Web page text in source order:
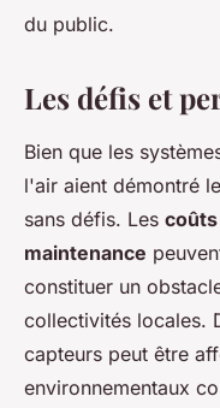
du public.
Les défis et
Bien que les
l'air aient démontré
sans défis. Les
maintenance
constituer un
collectivités locales.
capteurs peut être
environnementaux